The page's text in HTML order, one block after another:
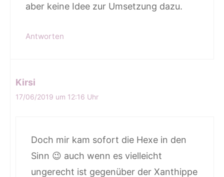
aber keine Idee zur Umsetzung dazu.
Antworten
Kirsi
17/06/2019 um 12:16 Uhr
Doch mir kam sofort die Hexe in den
Sinn 😉 auch wenn es vielleicht
ungerecht ist gegenüber der Xanthippe